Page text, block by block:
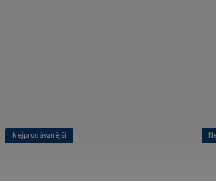
Nejprodávanější